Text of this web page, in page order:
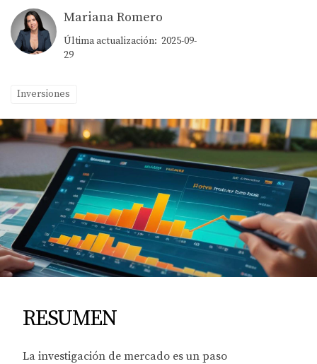
Mariana Romero
Última actualización: 2025-09-
29
Inversiones
RESUMEN
La investigación de mercado es un paso